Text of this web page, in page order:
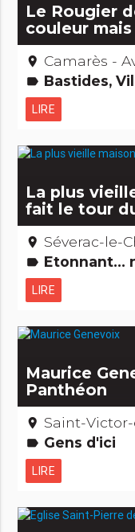
Le Rougier
couleur mais
place Camarès -
label Bastides,
LIRE
La plus
fait le tour
place Séverac-le-
label Etonnant...
LIRE
Maurice
Panthéon
place Saint-
label Gens d'ici
LIRE